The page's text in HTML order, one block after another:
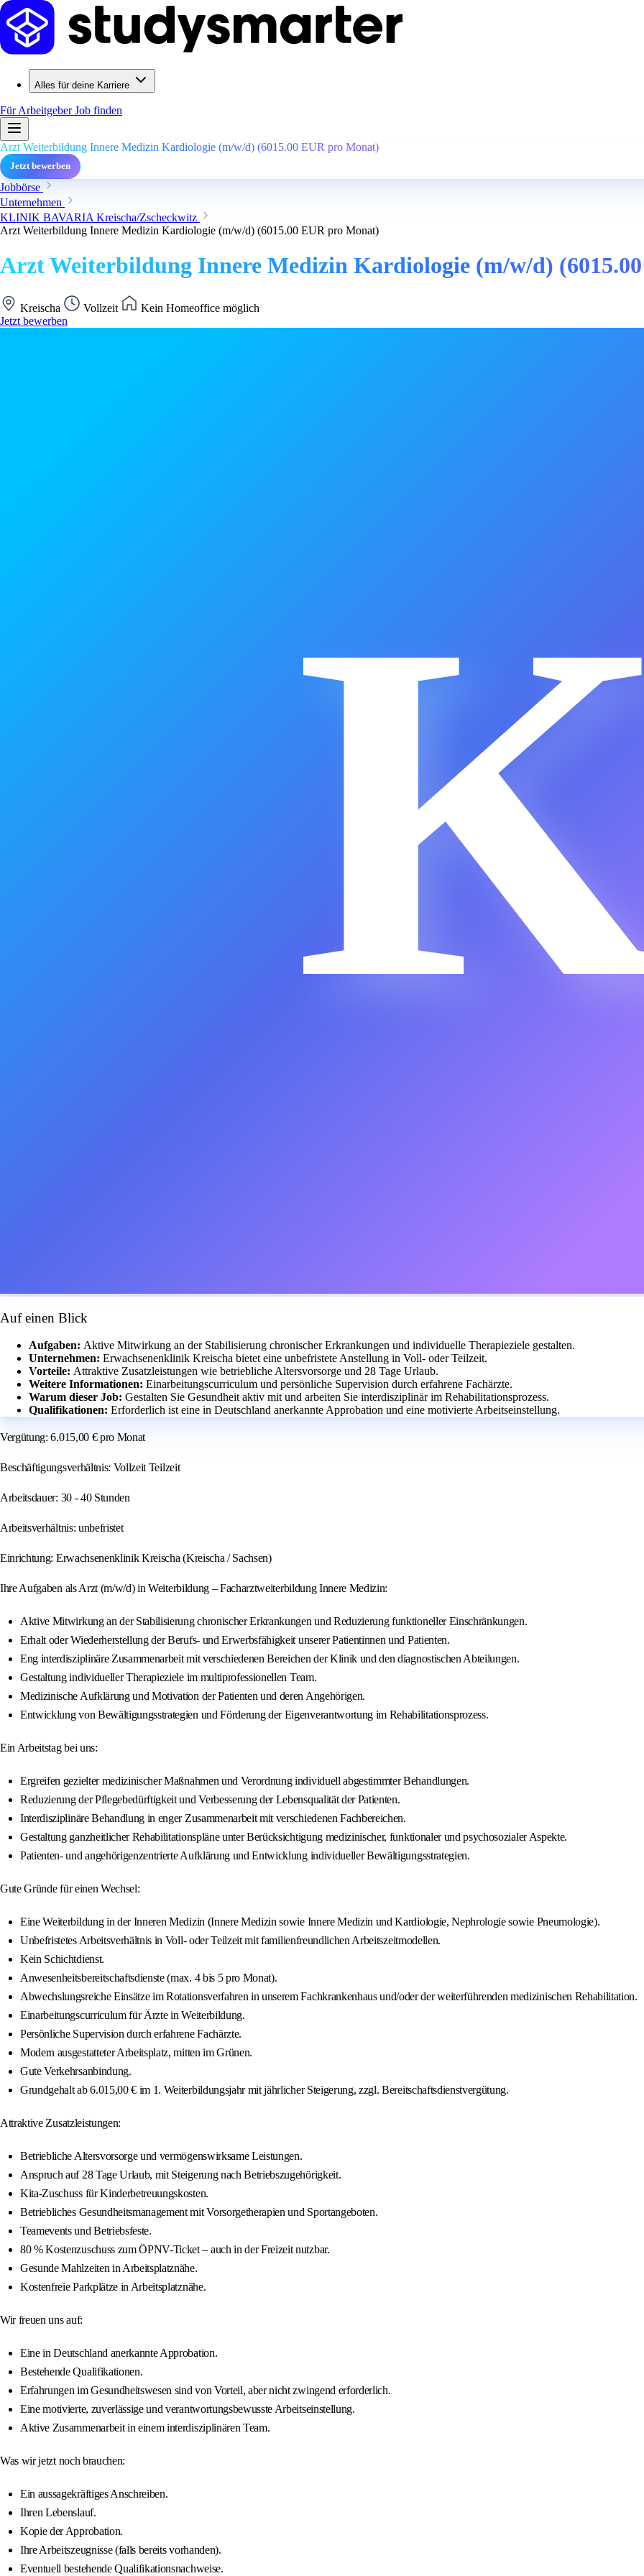
Alles für deine Karriere
Für ArbeitgeberJob finden
Arzt Weiterbildung Innere Medizin Kardiologie (m/w/d) (6015.00 EUR pro Monat)
Jetzt bewerben
Jobbörse
Unternehmen
KLINIK BAVARIA Kreischa/Zscheckwitz
Arzt Weiterbildung Innere Medizin Kardiologie (m/w/d) (6015.00 EUR pro Monat)
Arzt Weiterbildung Innere Medizin Kardiologie (m/w/d)
Kreischa Vollzeit
Kein Homeoffice möglich
Jetzt bewerben
Auf einen Blick
Aufgaben: Aktive Mitwirkung an der Stabilisierung chronischer Erkrankungen und individuelle Therapieziele gestalten.
Unternehmen: Erwachsenenklinik Kreischa bietet eine unbefristete Anstellung in Voll- oder Teilzeit.
Vorteile: Attraktive Zusatzleistungen wie betriebliche Altersvorsorge und 28 Tage Urlaub.
Weitere Informationen: Einarbeitungscurriculum und persönliche Supervision durch erfahrene Fachärzte.
Warum dieser Job: Gestalten Sie Gesundheit aktiv mit und arbeiten Sie interdisziplinär im Rehabilitationsprozess.
Qualifikationen: Erforderlich ist eine in Deutschland anerkannte Approbation und eine motivierte Arbeitseinstellung.
Vergütung: 6.015,00 € pro Monat
Beschäftigungsverhältnis: Vollzeit Teilzeit
Arbeitsdauer: 30 - 40 Stunden
Arbeitsverhältnis: unbefristet
Einrichtung: Erwachsenenklinik Kreischa (Kreischa / Sachsen)
Ihre Aufgaben als Arzt (m/w/d) in Weiterbildung – Facharztweiterbildung Innere Medizin:
Aktive Mitwirkung an der Stabilisierung chronischer Erkrankungen und Reduzierung funktioneller Einschränkungen.
Erhalt oder Wiederherstellung der Berufs- und Erwerbsfähigkeit unserer Patientinnen und Patienten.
Eng interdisziplinäre Zusammenarbeit mit verschiedenen Bereichen der Klinik und den diagnostischen Abteilungen.
Gestaltung individueller Therapieziele im multiprofessionellen Team.
Medizinische Aufklärung und Motivation der Patienten und deren Angehörigen.
Entwicklung von Bewältigungsstrategien und Förderung der Eigenverantwortung im Rehabilitationsprozess.
Ein Arbeitstag bei uns:
Ergreifen gezielter medizinischer Maßnahmen und Verordnung individuell abgestimmter Behandlungen.
Reduzierung der Pflegebedürftigkeit und Verbesserung der Lebensqualität der Patienten.
Interdisziplinäre Behandlung in enger Zusammenarbeit mit verschiedenen Fachbereichen.
Gestaltung ganzheitlicher Rehabilitationspläne unter Berücksichtigung medizinischer, funktionaler und psychosozialer Aspekte.
Patienten- und angehörigenzentrierte Aufklärung und Entwicklung individueller Bewältigungsstrategien.
Gute Gründe für einen Wechsel:
Eine Weiterbildung in der Inneren Medizin (Innere Medizin sowie Innere Medizin und Kardiologie, Nephrologie sowie Pneumologie).
Unbefristetes Arbeitsverhältnis in Voll- oder Teilzeit mit familienfreundlichen Arbeitszeitmodellen.
Kein Schichtdienst.
Anwesenheitsbereitschaftsdienste (max. 4 bis 5 pro Monat).
Abwechslungsreiche Einsätze im Rotationsverfahren in unserem Fachkrankenhaus und/oder der weiterführenden medizinischen Rehabilitation.
Einarbeitungscurriculum für Ärzte in Weiterbildung.
Persönliche Supervision durch erfahrene Fachärzte.
Modern ausgestatteter Arbeitsplatz, mitten im Grünen.
Gute Verkehrsanbindung.
Grundgehalt ab 6.015,00 € im 1. Weiterbildungsjahr mit jährlicher Steigerung, zzgl. Bereitschaftsdienstvergütung.
Attraktive Zusatzleistungen:
Betriebliche Altersvorsorge und vermögenswirksame Leistungen.
Anspruch auf 28 Tage Urlaub, mit Steigerung nach Betriebszugehörigkeit.
Kita-Zuschuss für Kinderbetreuungskosten.
Betriebliches Gesundheitsmanagement mit Vorsorgetherapien und Sportangeboten.
Teamevents und Betriebsfeste.
80 % Kostenzuschuss zum ÖPNV-Ticket – auch in der Freizeit nutzbar.
Gesunde Mahlzeiten in Arbeitsplatznähe.
Kostenfreie Parkplätze in Arbeitsplatznähe.
Wir freuen uns auf:
Eine in Deutschland anerkannte Approbation.
Bestehende Qualifikationen.
Erfahrungen im Gesundheitswesen sind von Vorteil, aber nicht zwingend erforderlich.
Eine motivierte, zuverlässige und verantwortungsbewusste Arbeitseinstellung.
Aktive Zusammenarbeit in einem interdisziplinären Team.
Was wir jetzt noch brauchen:
Ein aussagekräftiges Anschreiben.
Ihren Lebenslauf.
Kopie der Approbation.
Ihre Arbeitszeugnisse (falls bereits vorhanden).
Eventuell bestehende Qualifikationsnachweise.